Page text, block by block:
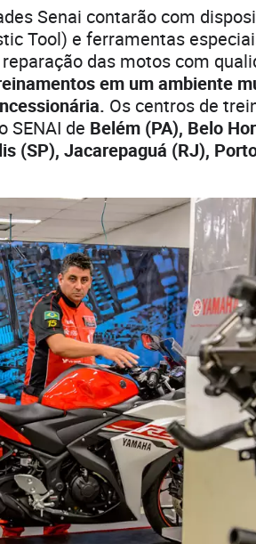
Senai contarão com
Tool) e ferramentas
das motos com
em um ambiente
Os centros de
SENAI de Belém (PA), Belo
(SP), Jacarepaguá (RJ),